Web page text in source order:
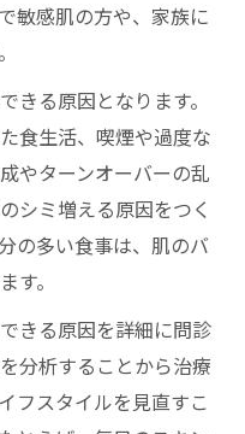
誘因とは
見逃しやすい要因
すべき生活習慣
ミ増加に及ぼす影
によるシミ原因の
ミ原因と対策法
康習慣
活習慣をチェック
特徴とその対策
敏感肌の方や、家族に
きる原因となります。
食生活、喫煙や過度な
やターンオーバーの乱
シミ増える原因をつく
の多い食事は、肌のバ
す。
きる原因を詳細に問診
分析することから治療
フスタイルを見直すこ